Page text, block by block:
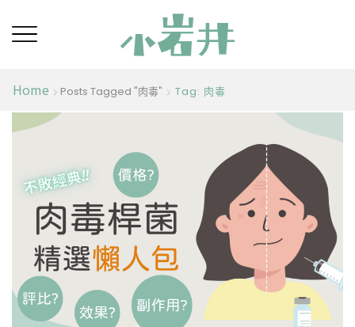
Home Posts Tagged "肉毒" Tag: 肉毒